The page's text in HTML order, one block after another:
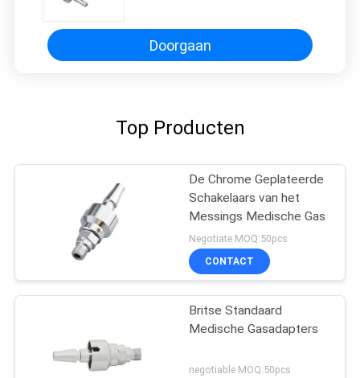
Doorgaan
Top Producten
De Chrome Geplateerde
Schakelaars van het
Messings Medische Gas
Negotiate MOQ:50pcs
CONTACT
Britse Standaard
Medische Gasadapters
negotiable MOQ:50pcs